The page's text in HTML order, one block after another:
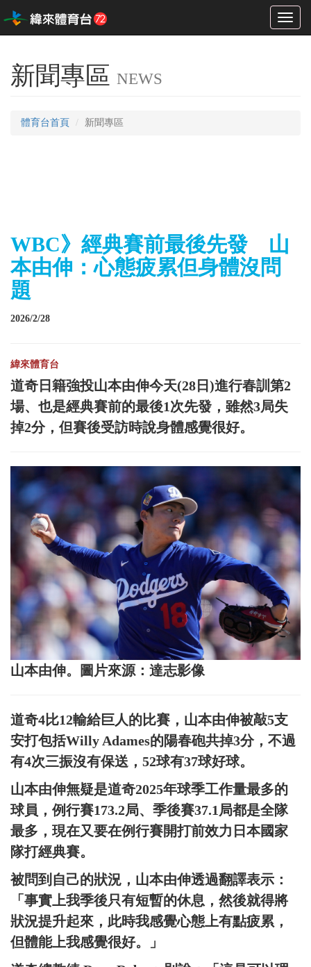
Toggle
新聞專區 NEWS
體育台首頁 新聞專區
WBC》經典賽前最後先發 山
本由伸：心態疲累但身體沒問
題
2026/2/28
緯來體育台
道奇日籍強投山本由伸今天(28日)進行春訓第2
場、也是經典賽前的最後1次先發，雖然3局失
掉2分，但賽後受訪時說身體感覺很好。
山本由伸。圖片來源：達志影像
道奇4比12輸給巨人的比賽，山本由伸被敲5支
安打包括Willy Adames的陽春砲共掉3分，不過
有4次三振沒有保送，52球有37球好球。
山本由伸無疑是道奇2025年球季工作量最多的
球員，例行賽173.2局、季後賽37.1局都是全隊
最多，現在又要在例行賽開打前效力日本國家
隊打經典賽。
被問到自己的狀況，山本由伸透過翻譯表示：
「事實上我季後只有短暫的休息，然後就得將
狀況提升起來，此時我感覺心態上有點疲累，
但體能上我感覺很好。」